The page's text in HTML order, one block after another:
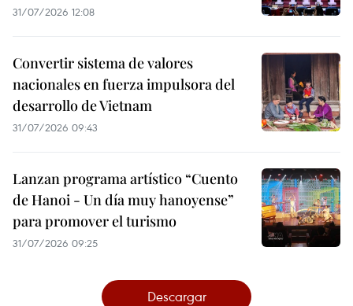
31/07/2026 12:08
Convertir sistema de valores
nacionales en fuerza impulsora del
desarrollo de Vietnam
31/07/2026 09:43
Lanzan programa artístico “Cuento
de Hanoi - Un día muy hanoyense”
para promover el turismo
31/07/2026 09:25
Descargar